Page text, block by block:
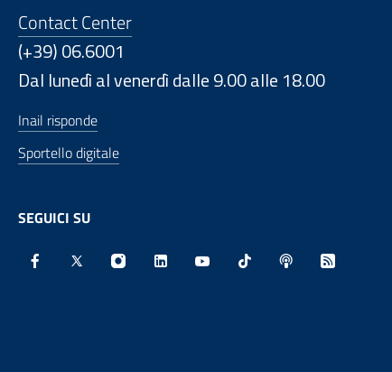
Contact Center
(+39) 06.6001
Dal lunedì al venerdì dalle 9.00 alle 18.00
Inail risponde
Sportello digitale
SEGUICI SU